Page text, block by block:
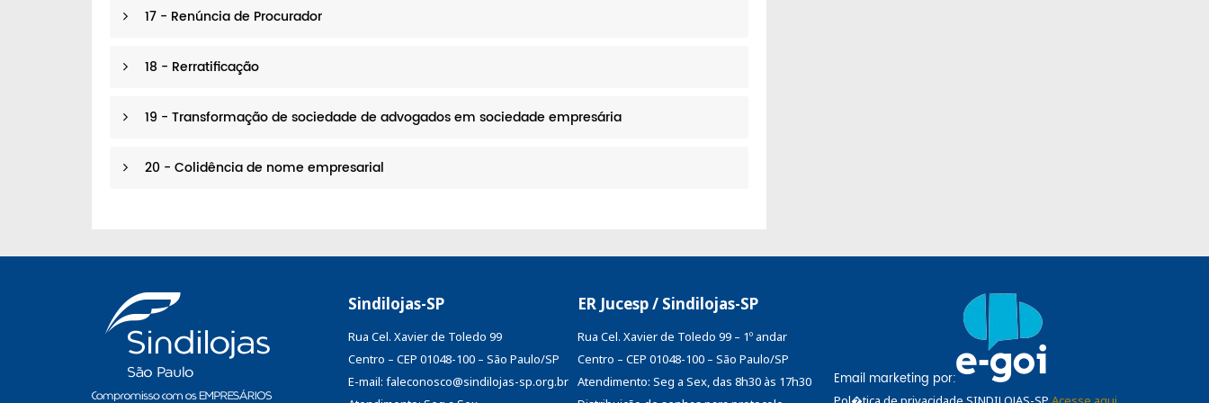
17 - Renúncia de Procurador
18 - Rerratificação
19 - Transformação de sociedade de advogados em sociedade empresária
20 - Colidência de nome empresarial
Sindilojas-SP
Rua Cel. Xavier de Toledo 99
Centro – CEP 01048-100 – São Paulo/SP
E-mail: faleconosco@sindilojas-sp.org.br
ER Jucesp / Sindilojas-SP
Rua Cel. Xavier de Toledo 99 – 1º andar
Centro – CEP 01048-100 – São Paulo/SP
Atendimento: Seg a Sex, das 8h30 às 17h30
Email marketing por: